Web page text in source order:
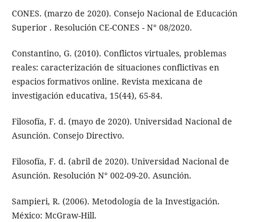
CONES. (marzo de 2020). Consejo Nacional de Educación
Superior . Resolución CE-CONES - N° 08/2020.
Constantino, G. (2010). Conflictos virtuales, problemas
reales: caracterización de situaciones conflictivas en
espacios formativos online. Revista mexicana de
investigación educativa, 15(44), 65-84.
Filosofía, F. d. (mayo de 2020). Universidad Nacional de
Asunción. Consejo Directivo.
Filosofía, F. d. (abril de 2020). Universidad Nacional de
Asunción. Resolución N° 002-09-20. Asunción.
Sampieri, R. (2006). Metodología de la Investigación.
México: McGraw-Hill.